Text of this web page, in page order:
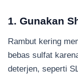
1. Gunakan
Rambut kering
bebas sulfat
deterjen, seperti